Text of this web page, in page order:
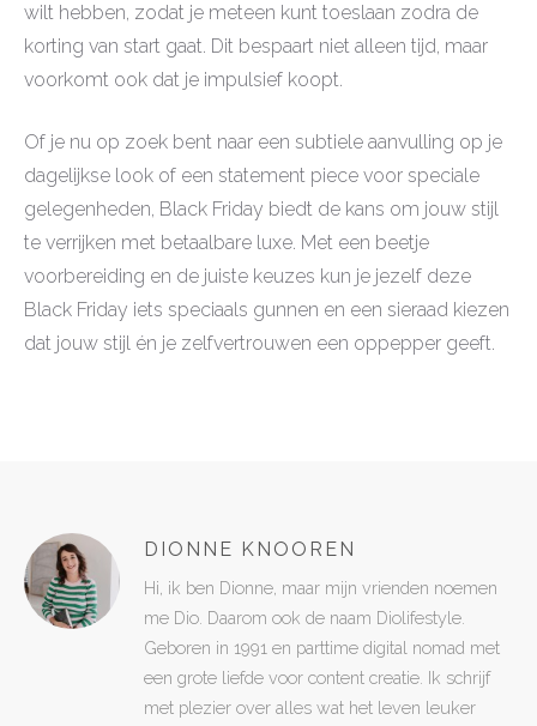
wilt hebben, zodat je meteen kunt toeslaan zodra de
korting van start gaat. Dit bespaart niet alleen tijd, maar
voorkomt ook dat je impulsief koopt.
Of je nu op zoek bent naar een subtiele aanvulling op je
dagelijkse look of een statement piece voor speciale
gelegenheden, Black Friday biedt de kans om jouw stijl
te verrijken met betaalbare luxe. Met een beetje
voorbereiding en de juiste keuzes kun je jezelf deze
Black Friday iets speciaals gunnen en een sieraad kiezen
dat jouw stijl én je zelfvertrouwen een oppepper geeft.
DIONNE KNOOREN
Hi, ik ben Dionne, maar mijn vrienden noemen
me Dio. Daarom ook de naam Diolifestyle.
Geboren in 1991 en parttime digital nomad met
een grote liefde voor content creatie. Ik schrijf
met plezier over alles wat het leven leuker